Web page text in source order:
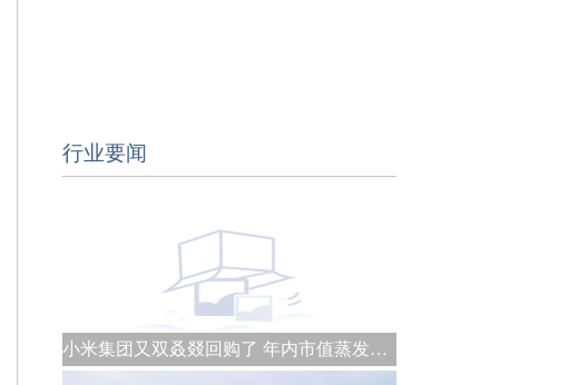
行业要闻
小米集团又双叒叕回购了 年内市值蒸发约1990亿港元